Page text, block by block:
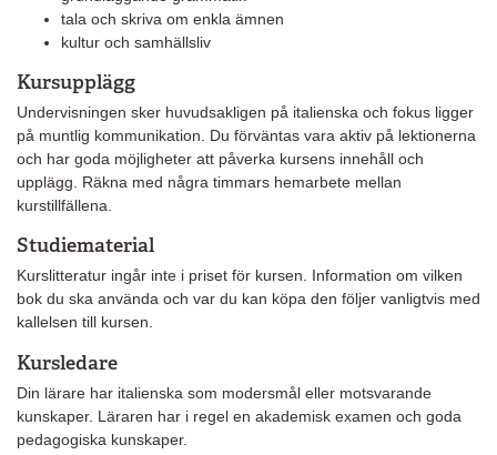
tala och skriva om enkla ämnen
kultur och samhällsliv
Kursupplägg
Undervisningen sker huvudsakligen på italienska och fokus ligger
på muntlig kommunikation. Du förväntas vara aktiv på lektionerna
och har goda möjligheter att påverka kursens innehåll och
upplägg. Räkna med några timmars hemarbete mellan
kurstillfällena.
Studiematerial
Kurslitteratur ingår inte i priset för kursen. Information om vilken
bok du ska använda och var du kan köpa den följer vanligtvis med
kallelsen till kursen.
Kursledare
Din lärare har italienska som modersmål eller motsvarande
kunskaper. Läraren har i regel en akademisk examen och goda
pedagogiska kunskaper.